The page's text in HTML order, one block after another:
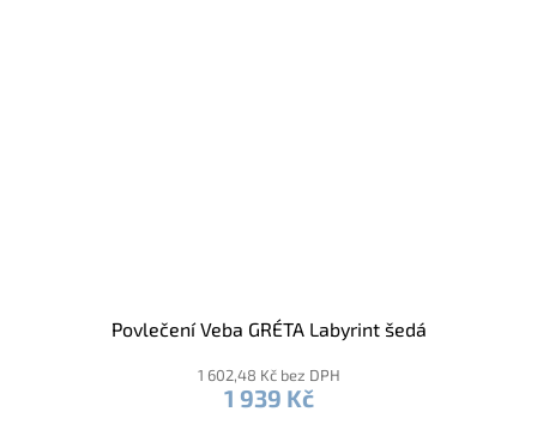
Povlečení Veba GRÉTA Labyrint šedá
1 602,48 Kč bez DPH
1 939 Kč